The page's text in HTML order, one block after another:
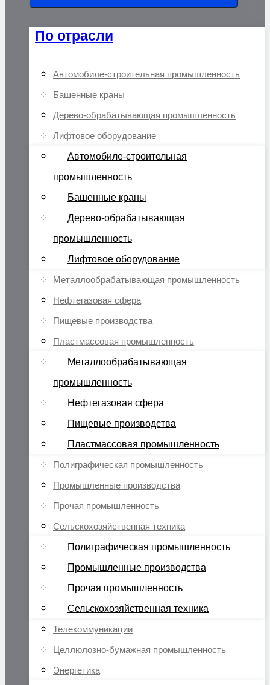
По отрасли
Автомобиле-строительная промышленность
Башенные краны
Дерево-обрабатывающая промышленность
Лифтовое оборудование
Автомобиле-строительная
промышленность
Башенные краны
Дерево-обрабатывающая
промышленность
Лифтовое оборудование
Металлообрабатывающая промышленность
Нефтегазовая сфера
Пищевые производства
Пластмассовая промышленность
Металлообрабатывающая
промышленность
Нефтегазовая сфера
Пищевые производства
Пластмассовая промышленность
Полиграфическая промышленность
Промышленные производства
Прочая промышленность
Сельскохозяйственная техника
Полиграфическая промышленность
Промышленные производства
Прочая промышленность
Сельскохозяйственная техника
Телекоммуникации
Целлюлозно-бумажная промышленность
Энергетика